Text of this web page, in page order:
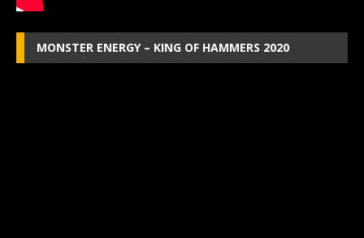
MONSTER ENERGY – KING OF HAMMERS 2020